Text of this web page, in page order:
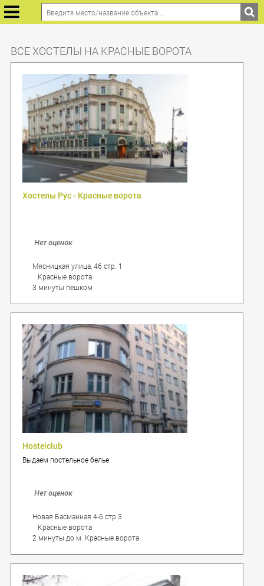
ВСЕ ХОСТЕЛЫ НА КРАСНЫЕ ВОРОТА
Хостелы Рус - Красные ворота
Нет оценок
Мясницкая улица, 46 стр. 1
Красные ворота
3 минуты пешком
Hostelclub
Выдаем постельное белье
Нет оценок
Новая Басманная 4-6 стр.3
Красные ворота
2 минуты до м. Красные ворота